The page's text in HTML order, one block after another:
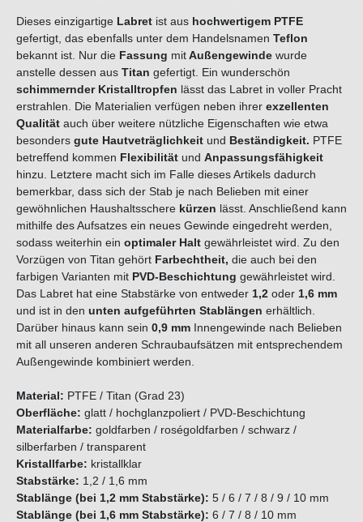
Dieses einzigartige Labret ist aus hochwertigem PTFE
gefertigt, das ebenfalls unter dem Handelsnamen Teflon
bekannt ist. Nur die Fassung mitAußengewinde wurde
anstelle dessen aus Titan gefertigt. Ein wunderschön
schimmernder Kristalltropfen lässt das Labret in voller Pracht
erstrahlen. Die Materialien verfügen neben ihrer exzellenten
Qualität auch über weitere nützliche Eigenschaften wie etwa
besonders gute Hautveträglichkeit und Beständigkeit. PTFE
betreffend kommen Flexibilität und Anpassungsfähigkeit
hinzu. Letztere macht sich im Falle dieses Artikels dadurch
bemerkbar, dass sich der Stab je nach Belieben mit einer
gewöhnlichen Haushaltsschere kürzen lässt. Anschließend kann
mithilfe des Aufsatzes ein neues Gewinde eingedreht werden,
sodass weiterhin ein optimaler Halt gewährleistet wird. Zu den
Vorzügen von Titan gehört Farbechtheit, die auch bei den
farbigen Varianten mit PVD-Beschichtung gewährleistet wird.
Das Labret hat eine Stabstärke von entweder 1,2 oder 1,6 mm
und ist in den unten aufgeführten Stablängen erhältlich.
Darüber hinaus kann sein 0,9 mm Innengewinde nach Belieben
mit all unseren anderen Schraubaufsätzen mit entsprechendem
Außengewinde kombiniert werden.
Material: PTFE / Titan (Grad 23)
Oberfläche: glatt / hochglanzpoliert / PVD-Beschichtung
Materialfarbe: goldfarben / roségoldfarben / schwarz /
silberfarben / transparent
Kristallfarbe: kristallklar
Stabstärke: 1,2 / 1,6 mm
Stablänge (bei 1,2 mm Stabstärke): 5 / 6 / 7 / 8 / 9 / 10 mm
Stablänge (bei 1,6 mm Stabstärke): 6 / 7 / 8 / 10 mm